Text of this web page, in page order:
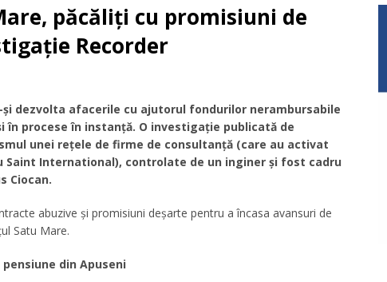
păcăliți cu promisiuni de
Recorder
dezvolta afacerile cu ajutorul fondurilor nerambursabile
procese în instanță. O investigație publicată de
unei rețele de firme de consultanță (care au activat
Saint International), controlate de un inginer și fost cadru
Ciocan.
abuzive și promisiuni deșarte pentru a încasa avansuri de
Satu Mare.
din Apuseni